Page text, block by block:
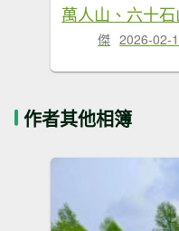
萬人山、六十石
傑 2026-02-
作者其他相簿